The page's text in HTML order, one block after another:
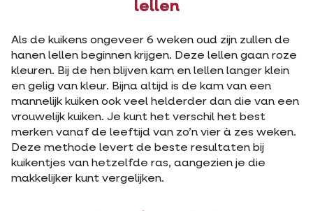
lellen
Als de kuikens ongeveer 6 weken oud zijn zullen de
hanen lellen beginnen krijgen. Deze lellen gaan roze
kleuren. Bij de hen blijven kam en lellen langer klein
en gelig van kleur. Bijna altijd is de kam van een
mannelijk kuiken ook veel helderder dan die van een
vrouwelijk kuiken. Je kunt het verschil het best
merken vanaf de leeftijd van zo’n vier à zes weken.
Deze methode levert de beste resultaten bij
kuikentjes van hetzelfde ras, aangezien je die
makkelijker kunt vergelijken.